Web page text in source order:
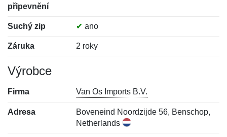
připevnění
Suchý zip ✔ ano
Záruka 2 roky
Výrobce
Firma Van Os Imports B.V.
Adresa
Boveneind Noordzijde 56, Benschop,
Netherlands